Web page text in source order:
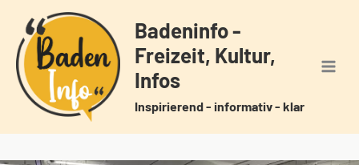
Inhalt
springen
Badeninfo -
Freizeit, Kultur,
Infos
Inspirierend - informativ - klar